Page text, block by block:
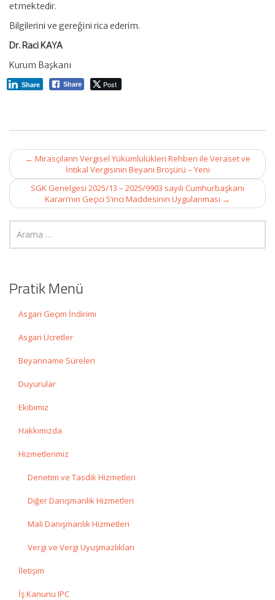
etmektedir.
Bilgilerini ve gereğini rica ederim.
Dr. Raci KAYA
Kurum Başkanı
Share Post
Share
Post
navigation
← Mirasçıların Vergisel Yükümlülükleri Rehberi ile Veraset ve
İntikal Vergisinin Beyanı Broşürü – Yeni
SGK Genelgesi 2025/13 – 2025/9903 sayılı Cumhurbaşkanı
Kararı’nın Geçici 5’inci Maddesinin Uygulanması →
Pratik Menü
Asgari Geçim İndirimi
Asgari Ücretler
Beyanname Süreleri
Duyurular
Ekibimiz
Hakkımızda
Hizmetlerimiz
Denetim ve Tasdik Hizmetleri
Diğer Danışmanlık Hizmetleri
Mali Danışmanlık Hizmetleri
Vergi ve Vergi Uyuşmazlıkları
İletişim
İş Kanunu IPC